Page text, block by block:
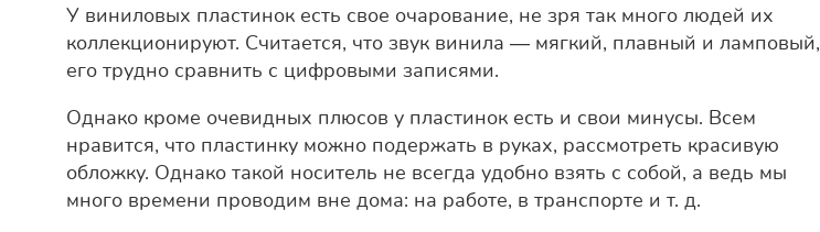
У виниловых пластинок есть свое очарование, не зря так много людей их
коллекционируют. Считается, что звук винила — мягкий, плавный и ламповый,
его трудно сравнить с цифровыми записями.
Однако кроме очевидных плюсов у пластинок есть и свои минусы. Всем
нравится, что пластинку можно подержать в руках, рассмотреть красивую
обложку. Однако такой носитель не всегда удобно взять с собой, а ведь мы
много времени проводим вне дома: на работе, в транспорте и т. д.